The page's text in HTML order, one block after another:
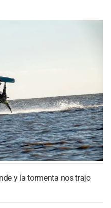
y la tormenta nos trajo